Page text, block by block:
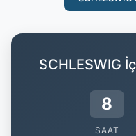
SCHLESWIG
8
SAAT